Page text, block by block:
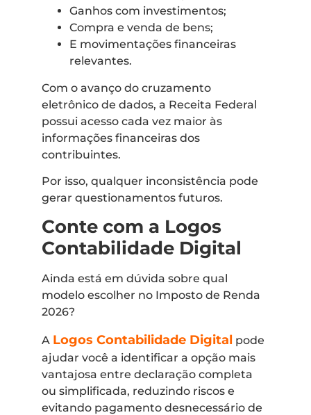
Ganhos com investimentos;
Compra e venda de bens;
E movimentações financeiras
relevantes.
Com o avanço do cruzamento
eletrônico de dados, a Receita Federal
possui acesso cada vez maior às
informações financeiras dos
contribuintes.
Por isso, qualquer inconsistência pode
gerar questionamentos futuros.
Conte com a Logos
Contabilidade Digital
Ainda está em dúvida sobre qual
modelo escolher no Imposto de Renda
2026?
A Logos Contabilidade Digital pode
ajudar você a identificar a opção mais
vantajosa entre declaração completa
ou simplificada, reduzindo riscos e
evitando pagamento desnecessário de